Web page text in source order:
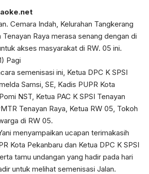
Cemara Indah, Kelurahan Tangkerang
Tenayan Raya merasa senang dengan di
akses masyarakat di RW. 05 ini.
Pagi
semenisasi ini, Ketua DPC K SPSI
Samsi, SE, Kadis PUPR Kota
NST, Ketua PAC K SPSI Tenayan
Tenayan Raya, Ketua RW 05, Tokoh
di RW 05.
menyampaikan ucapan terimakasih
Kota Pekanbaru dan Ketua DPC K SPSI
tamu undangan yang hadir pada hari
untuk melihat semenisasi Jalan.